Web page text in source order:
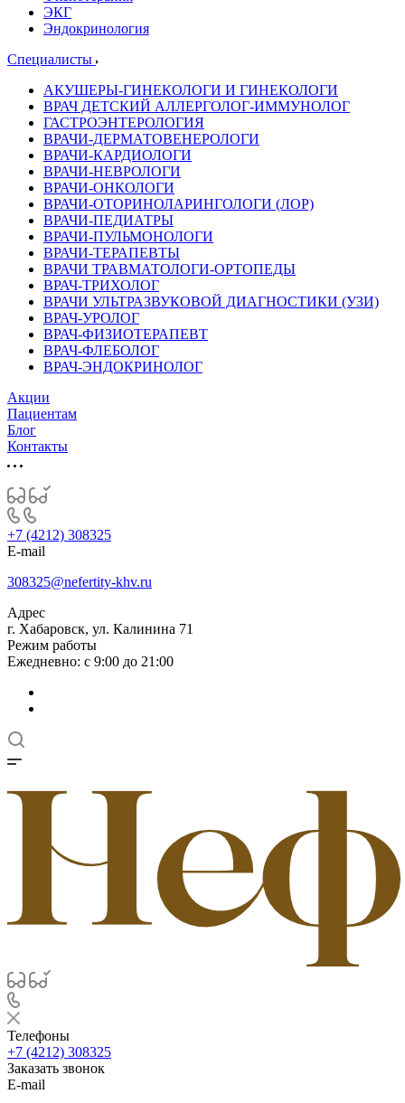
ЭКГ
Эндокринология
Специалисты
АКУШЕРЫ-ГИНЕКОЛОГИ И ГИНЕКОЛОГИ
ВРАЧ ДЕТСКИЙ АЛЛЕРГОЛОГ-ИММУНОЛОГ
ГАСТРОЭНТЕРОЛОГИЯ
ВРАЧИ-ДЕРМАТОВЕНЕРОЛОГИ
ВРАЧИ-КАРДИОЛОГИ
ВРАЧИ-НЕВРОЛОГИ
ВРАЧИ-ОНКОЛОГИ
ВРАЧИ-ОТОРИНОЛАРИНГОЛОГИ (ЛОР)
ВРАЧИ-ПЕДИАТРЫ
ВРАЧИ-ПУЛЬМОНОЛОГИ
ВРАЧИ-ТЕРАПЕВТЫ
ВРАЧИ ТРАВМАТОЛОГИ-ОРТОПЕДЫ
ВРАЧ-ТРИХОЛОГ
ВРАЧИ УЛЬТРАЗВУКОВОЙ ДИАГНОСТИКИ (УЗИ)
ВРАЧ-УРОЛОГ
ВРАЧ-ФИЗИОТЕРАПЕВТ
ВРАЧ-ФЛЕБОЛОГ
ВРАЧ-ЭНДОКРИНОЛОГ
Акции
Пациентам
Блог
Контакты
+7 (4212) 308325
E-mail
308325@nefertity-khv.ru
Адрес
г. Хабаровск, ул. Калинина 71
Режим работы
Ежедневно: с 9:00 до 21:00
Телефоны
+7 (4212) 308325
Заказать звонок
E-mail